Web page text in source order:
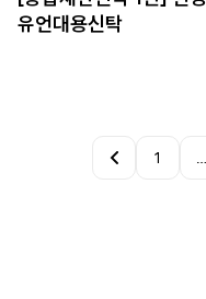
유언대용신탁
1 …